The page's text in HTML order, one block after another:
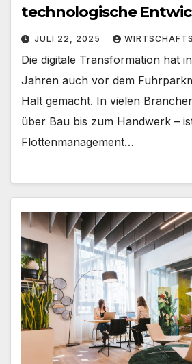
technologische
JULI 22, 2025
Die digitale Transformation hat
Jahren auch vor dem
Halt gemacht. In vielen
über Bau bis zum Handwerk –
Flottenmanagement…